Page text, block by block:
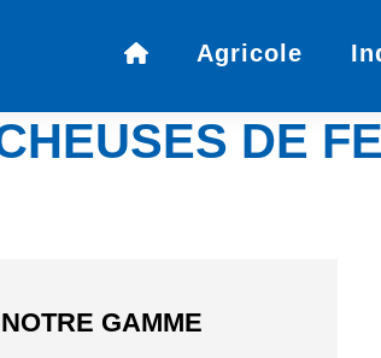
Agricole
DE
NOTRE GAMME